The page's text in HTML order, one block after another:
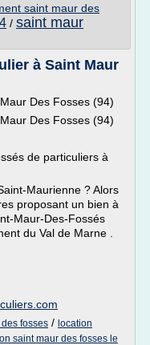
saint maur des
/ saint maur
à Saint Maur
Des Fosses (94)
Des Fosses (94)
de particuliers à
Maurienne ? Alors
proposant un bien à
Maur-Des-Fossés
du Val de Marne .
fosses / location
saint maur des fosses le